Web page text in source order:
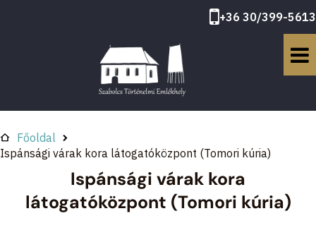
+36 30/399-5613
Főoldal
Ispánsági várak kora látogatóközpont (Tomori kúria)
Ispánsági várak kora
látogatóközpont (Tomori kúria)